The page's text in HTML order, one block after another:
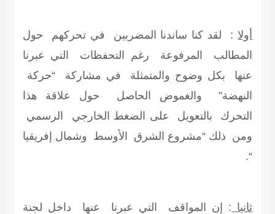
أولا : لقد كنا ساندنا المضربين في تحركهم حول
المطالب المرفوعة رغم التحفظات التي عبرنا
عنها بكل وضوح والمتمثلة في مشاركة “حركة
النهضة” والغموض الحاصل حول علاقة هذا
التحرك بالتعويل على الضغط الخارجي الرسمي
ومن ذلك “مشروع الشرق الأوسط وشمال إفريقيا
“.
ثانيا : إن المواقف التي عبرنا عنها داخل لجنة